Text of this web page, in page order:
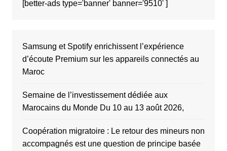
[better-ads type='banner' banner='9510' ]
Samsung et Spotify enrichissent l’expérience
d’écoute Premium sur les appareils connectés au
Maroc
Semaine de l’investissement dédiée aux
Marocains du Monde Du 10 au 13 août 2026,
Coopération migratoire : Le retour des mineurs non
accompagnés est une question de principe basée